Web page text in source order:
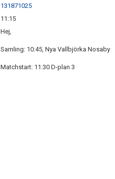
131871025
11:15
Hej,
Samling: 10:45, Nya Vallbjörka Nosaby
Matchstart: 11:30 D-plan 3